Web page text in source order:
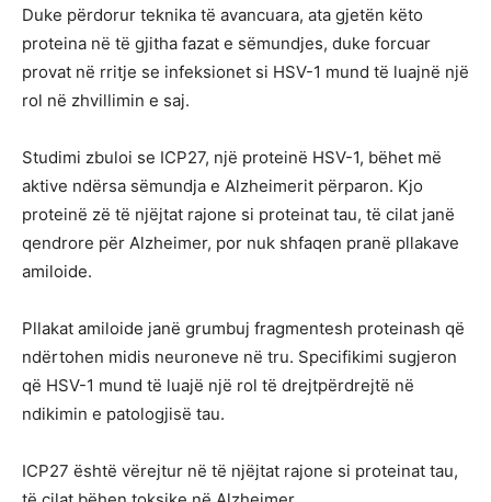
Duke përdorur teknika të avancuara, ata gjetën këto
proteina në të gjitha fazat e sëmundjes, duke forcuar
provat në rritje se infeksionet si HSV-1 mund të luajnë një
rol në zhvillimin e saj.
Studimi zbuloi se ICP27, një proteinë HSV-1, bëhet më
aktive ndërsa sëmundja e Alzheimerit përparon. Kjo
proteinë zë të njëjtat rajone si proteinat tau, të cilat janë
qendrore për Alzheimer, por nuk shfaqen pranë pllakave
amiloide.
Pllakat amiloide janë grumbuj fragmentesh proteinash që
ndërtohen midis neuroneve në tru. Specifikimi sugjeron
që HSV-1 mund të luajë një rol të drejtpërdrejtë në
ndikimin e patologjisë tau.
ICP27 është vërejtur në të njëjtat rajone si proteinat tau,